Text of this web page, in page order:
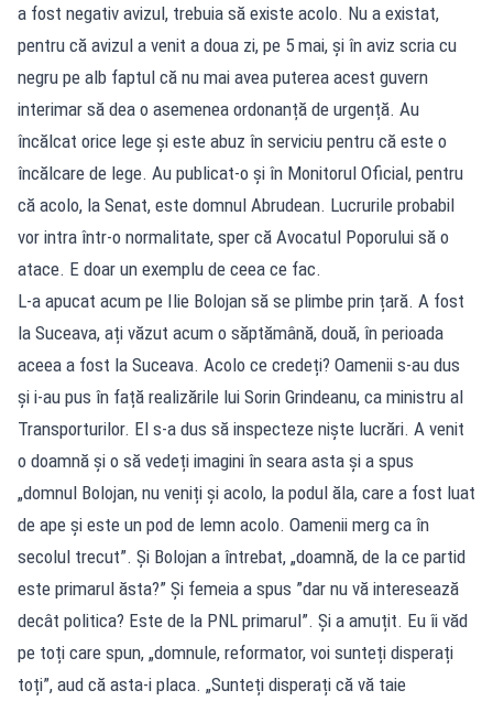
a fost negativ avizul, trebuia să existe acolo. Nu a existat,
pentru că avizul a venit a doua zi, pe 5 mai, și în aviz scria cu
negru pe alb faptul că nu mai avea puterea acest guvern
interimar să dea o asemenea ordonanță de urgență. Au
încălcat orice lege și este abuz în serviciu pentru că este o
încălcare de lege. Au publicat-o și în Monitorul Oficial, pentru
că acolo, la Senat, este domnul Abrudean. Lucrurile probabil
vor intra într-o normalitate, sper că Avocatul Poporului să o
atace. E doar un exemplu de ceea ce fac.
L-a apucat acum pe Ilie Bolojan să se plimbe prin țară. A fost
la Suceava, ați văzut acum o săptămână, două, în perioada
aceea a fost la Suceava. Acolo ce credeți? Oamenii s-au dus
și i-au pus în față realizările lui Sorin Grindeanu, ca ministru al
Transporturilor. El s-a dus să inspecteze niște lucrări. A venit
o doamnă și o să vedeți imagini în seara asta și a spus
„domnul Bolojan, nu veniți și acolo, la podul ăla, care a fost luat
de ape și este un pod de lemn acolo. Oamenii merg ca în
secolul trecut”. Și Bolojan a întrebat, „doamnă, de la ce partid
este primarul ăsta?” Și femeia a spus ”dar nu vă interesează
decât politica? Este de la PNL primarul”. Și a amuțit. Eu îi văd
pe toți care spun, „domnule, reformator, voi sunteți disperați
toți”, aud că asta-i placa. „Sunteți disperați că vă taie